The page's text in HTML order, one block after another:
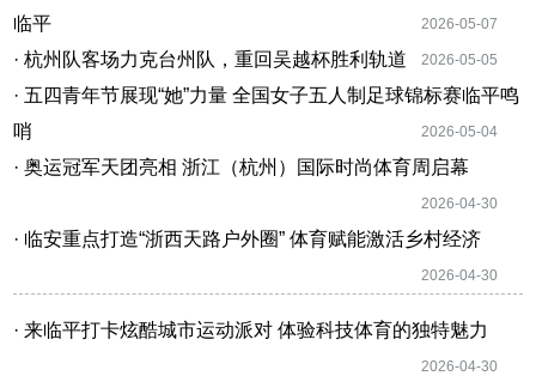
临平
2026-05-07
· 杭州队客场力克台州队，重回吴越杯胜利轨道 2026-05-05
· 五四青年节展现“她”力量 全国女子五人制足球锦标赛临平鸣
哨
2026-05-04
· 奥运冠军天团亮相 浙江（杭州）国际时尚体育周启幕
2026-04-30
· 临安重点打造“浙西天路户外圈” 体育赋能激活乡村经济
2026-04-30
· 来临平打卡炫酷城市运动派对 体验科技体育的独特魅力
2026-04-30